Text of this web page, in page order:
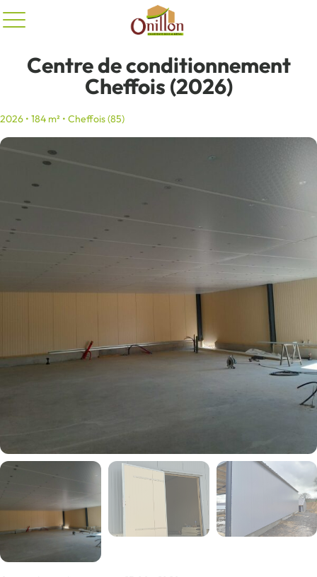
Centre de conditionnement
Cheffois (2026)
2026 • 184 m² • Cheffois (85)